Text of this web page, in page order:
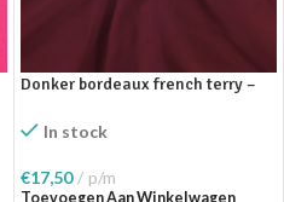
Donker bordeaux french terry –
In stock
€17,50 p/m
Toevoegen Aan Winkelwagen